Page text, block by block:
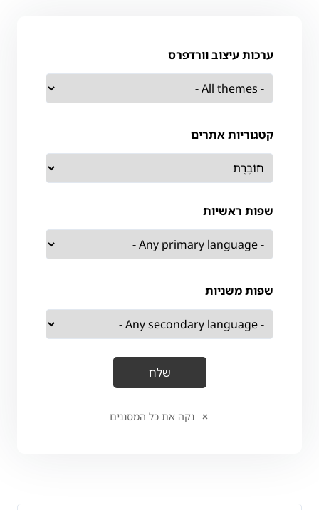
ערכות עיצוב וורדפרס
קטגוריות אתרים
שפות ראשיות
שפות משניות
נקה את כל המסננים